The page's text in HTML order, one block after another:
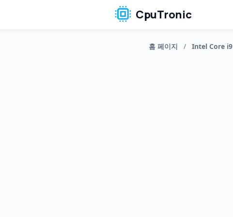
CpuTronic
홈 페이지 / Intel Core i9